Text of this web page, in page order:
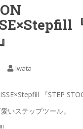
Iwata
『STEP
いステップツール。